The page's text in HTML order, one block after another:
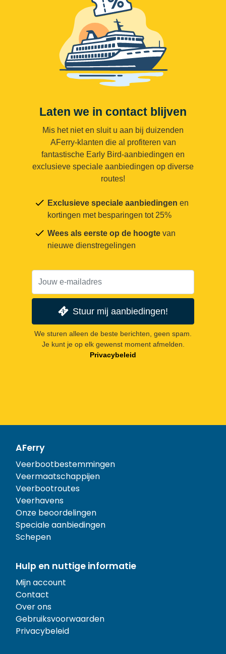
Laten we in contact blijven
Mis het niet en sluit u aan bij duizenden
AFerry-klanten die al profiteren van
fantastische Early Bird-aanbiedingen en
exclusieve speciale aanbiedingen op diverse
routes!
Exclusieve speciale aanbiedingen en
kortingen met besparingen tot 25%
Wees als eerste op de hoogte van
nieuwe dienstregelingen
Stuur mij aanbiedingen!
We sturen alleen de beste berichten, geen spam.
Je kunt je op elk gewenst moment afmelden.
Privacybeleid
AFerry
Veerbootbestemmingen
Veermaatschappijen
Veerbootroutes
Veerhavens
Onze beoordelingen
Speciale aanbiedingen
Schepen
Hulp en nuttige informatie
Mijn account
Contact
Over ons
Gebruiksvoorwaarden
Privacybeleid